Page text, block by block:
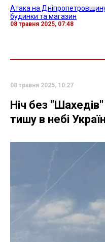
Атака на
будинки та магазин
08 травня 2025, 07:48
08 травня 2025, 10:27
Ніч без
тишу в небі